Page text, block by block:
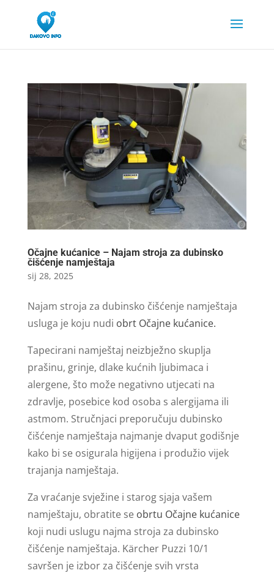
Očajne kućanice – Najam stroja za dubinsko
čišćenje namještaja
sij 28, 2025
Najam stroja za dubinsko čišćenje namještaja
usluga je koju nudi obrt Očajne kućanice.
Tapecirani namještaj neizbježno skuplja
prašinu, grinje, dlake kućnih ljubimaca i
alergene, što može negativno utjecati na
zdravlje, posebice kod osoba s alergijama ili
astmom. Stručnjaci preporučuju dubinsko
čišćenje namještaja najmanje dvaput godišnje
kako bi se osigurala higijena i produžio vijek
trajanja namještaja.
Za vraćanje svježine i starog sjaja vašem
namještaju, obratite seobrtu Očajne kućanice
koji nudi uslugu najma stroja za dubinsko
čišćenje namještaja. Kärcher Puzzi 10/1
savršen je izbor za čišćenje svih vrsta